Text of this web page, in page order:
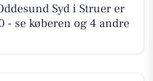
Syd i Struer er
- se køberen og 4 andre